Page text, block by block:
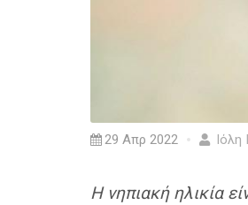
29 Απρ 2022
H νηπιακή ηλικία